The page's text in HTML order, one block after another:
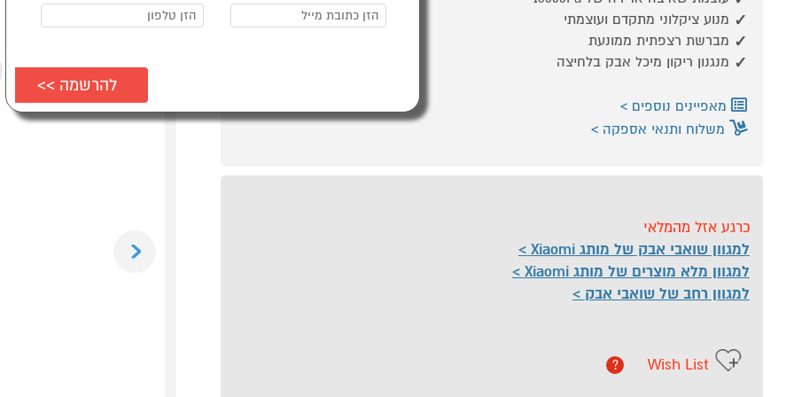
מנוע ציקלוני מתקדם ועוצמתי
מברשת רצפתית ממונעת
מנגנון ריקון מיכל אבק בלחיצה
מאפיינים נוספים
משלוח ותנאי אספקה
כרגע אזל מהמלאי
למגוון שואבי אבק של מותג Xiaomi
למגוון מלא מוצרים של מותג Xiaomi
למגוון רחב של שואבי אבק
Wish List
?